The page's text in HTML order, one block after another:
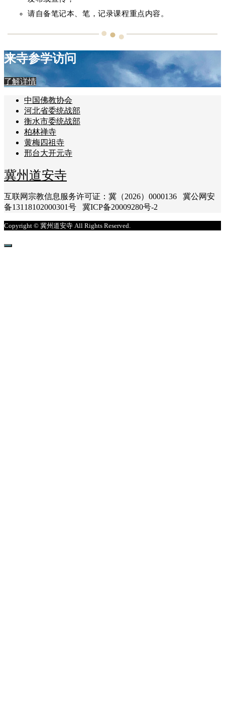
请自备笔记本、笔，记录课程重点内容。
来寺参学访问
了解详情
中国佛教协会
河北省委统战部
衡水市委统战部
柏林禅寺
黄梅四祖寺
邢台大开元寺
冀州道安寺
互联网宗教信息服务许可证：冀（2026）0000136 冀公网安
备13118102000301号 冀ICP备20009280号-2
Copyright © 冀州道安寺 All Rights Reserved.